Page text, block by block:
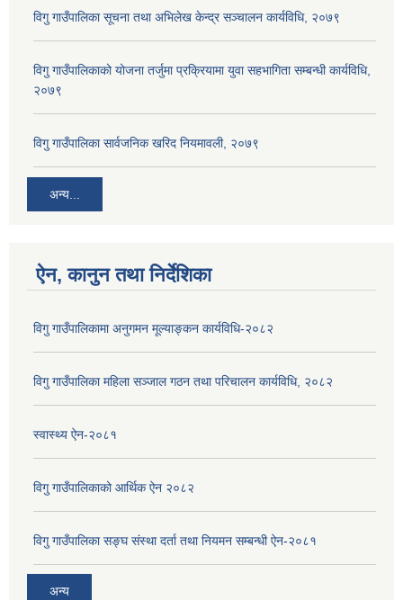
विगु गाउँपालिका सूचना तथा अभिलेख केन्द्र सञ्चालन कार्यविधि, २०७९
विगु गाउँपालिकाको योजना तर्जुमा प्रक्रियामा युवा सहभागिता सम्बन्धी कार्यविधि,
२०७९
विगु गाउँपालिका सार्वजनिक खरिद नियमावली, २०७९
अन्य...
ऐन, कानुन तथा निर्देशिका
विगु गाउँपालिकामा अनुगमन मूल्याङ्कन कार्यविधि-२०८२
विगु गाउँपालिका महिला सञ्जाल गठन तथा परिचालन कार्यविधि, २०८२
स्वास्थ्य ऐन-२०८१
विगु गाउँपालिकाको आर्थिक ऐन २०८२
विगु गाउँपालिका सङ्घ संस्था दर्ता तथा नियमन सम्बन्धी ऐन-२०८१
अन्य